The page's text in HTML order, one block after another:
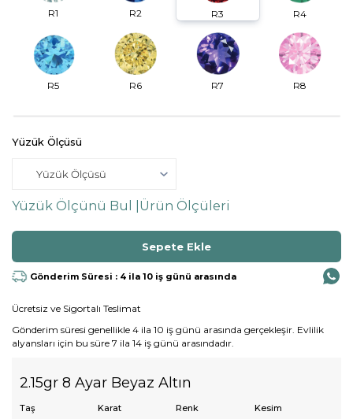
R1 R2 R3 R4
R5 R6 R7 R8
Yüzük Ölçüsü
Yüzük Ölçünü Bul | Ürün Ölçüleri
Gönderim Süresi : 4 ila 10 iş günü arasında
Ücretsiz ve Sigortalı Teslimat
Gönderim süresi genellikle 4 ila 10 iş günü arasında gerçekleşir. Evlilik
alyansları için bu süre 7 ila 14 iş günü arasındadır.
2.15gr 8 Ayar Beyaz Altın
Taş Karat Renk
Kesim